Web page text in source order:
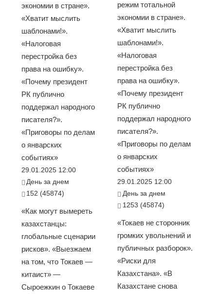
экономии в стране».
«Хватит мыслить
шаблонами!».
«Налоговая
перестройка без
права на ошибку».
«Почему президент
РК публично
поддержал народного
писателя?».
«Приговоры по делам
о январских
событиях»
29.01.2025 12:00
День за днем
152 (45874)
«Как могут вымереть
казахстанцы:
глобальные сценарии
рисков». «Выезжаем
на том, что Токаев —
китаист» —
Сыроежкин о Токаеве
режим тотальной
экономии в стране».
«Хватит мыслить
шаблонами!».
«Налоговая
перестройка без
права на ошибку».
«Почему президент
РК публично
поддержал народного
писателя?».
«Приговоры по делам
о январских
событиях»
29.01.2025 12:00
День за днем
1253 (45874)
«Токаев не сторонник
громких увольнений и
публичных разборок».
«Риски для
Казахстана». «В
Казахстане снова